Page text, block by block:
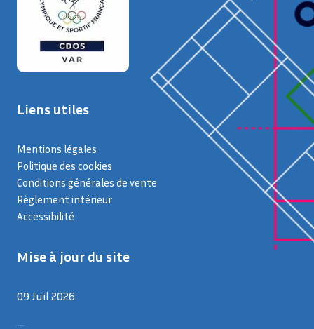
Liens utiles
Mentions légales
Politique des cookies
Conditions générales de vente
Règlement intérieur
Accessibilité
Mise à jour du site
09 Juil 2026